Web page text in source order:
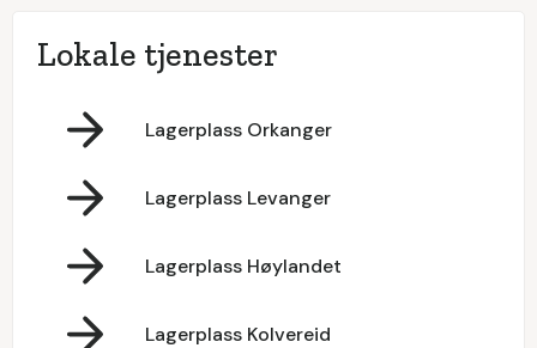
Lokale tjenester
Lagerplass Orkanger
Lagerplass Levanger
Lagerplass Høylandet
Lagerplass Kolvereid